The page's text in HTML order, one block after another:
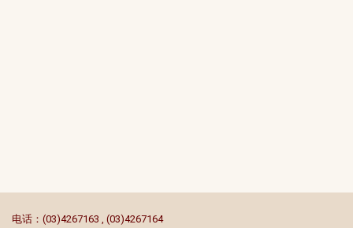
电话：(03)4267163 , (03)4267164